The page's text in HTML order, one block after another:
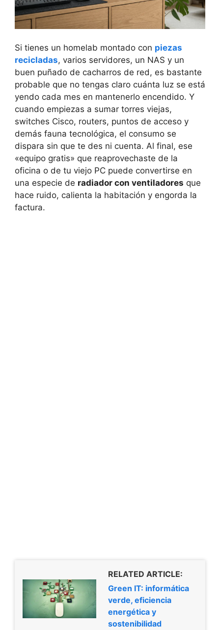
Si tienes un homelab montado con piezas
recicladas, varios servidores, un NAS y un
buen puñado de cacharros de red, es bastante
probable que no tengas claro cuánta luz se está
yendo cada mes en mantenerlo encendido. Y
cuando empiezas a sumar torres viejas,
switches Cisco, routers, puntos de acceso y
demás fauna tecnológica, el consumo se
dispara sin que te des ni cuenta. Al final, ese
«equipo gratis» que reaprovechaste de la
oficina o de tu viejo PC puede convertirse en
una especie de radiador con ventiladores que
hace ruido, calienta la habitación y engorda la
factura.
RELATED ARTICLE:
Green IT: informática
verde, eficiencia
energética y
sostenibilidad